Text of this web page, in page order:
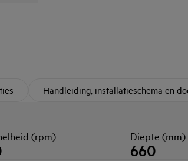
Handleiding, installatieschema en
(rpm) Diepte (mm)
660